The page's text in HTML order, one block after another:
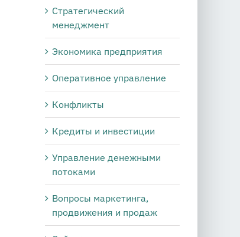
Стратегический
менеджмент
Экономика предприятия
Оперативное управление
Конфликты
Кредиты и инвестиции
Управление денежными
потоками
Вопросы маркетинга,
продвижения и продаж